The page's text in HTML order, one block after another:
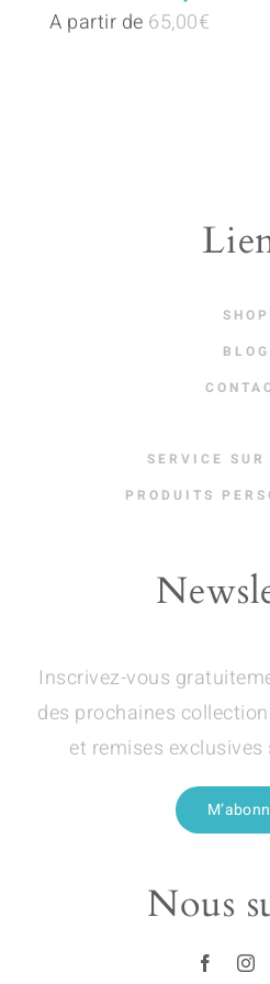
A partir de 65,00€
has
SHOP
BLOG
SERVICE SUR
PRODUITS
Inscrivez-vous
des prochaines
et remises
Nous